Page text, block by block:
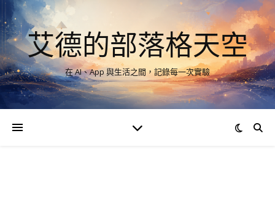
艾德的部落格天空
在 AI、App 與生活之間，記錄每一次實驗